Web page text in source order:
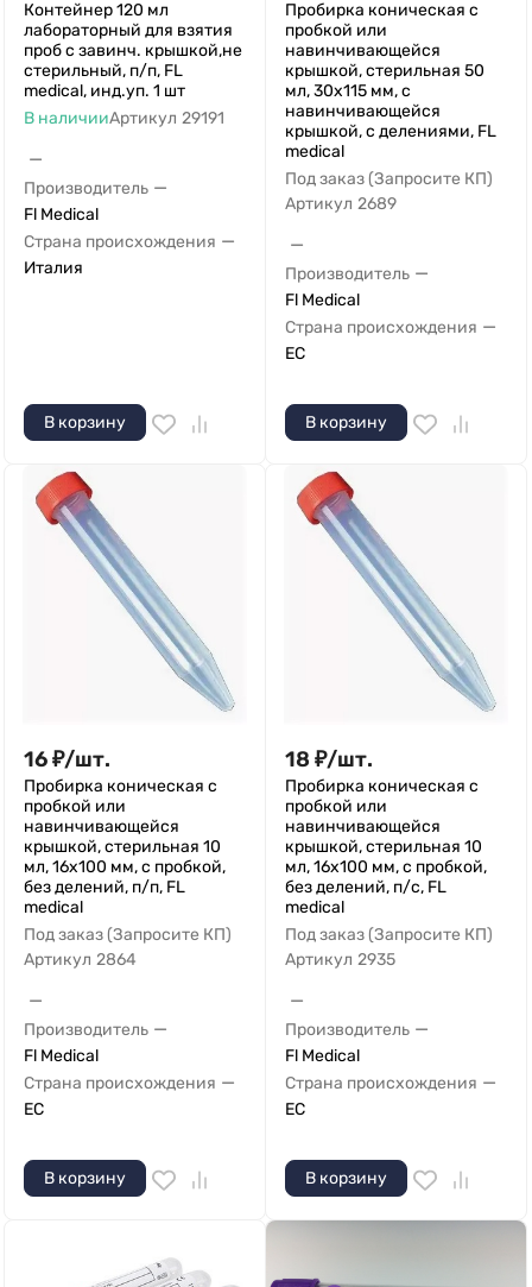
Контейнер 120 мл
лабораторный для взятия
проб с завинч. крышкой,не
стерильный, п/п, FL
medical, инд.уп. 1 шт
В наличииАртикул 29191
—
Производитель —
Fl Medical
Страна происхождения —
Италия
В корзину
Пробирка коническая с
пробкой или
навинчивающейся
крышкой, стерильная 50
мл, 30х115 мм, с
навинчивающейся
крышкой, с делениями, FL
medical
Под заказ (Запросите КП)
Артикул 2689
—
Производитель —
Fl Medical
Страна происхождения —
ЕС
В корзину
16₽/шт.
Пробирка коническая с
пробкой или
навинчивающейся
крышкой, стерильная 10
мл, 16x100 мм, с пробкой,
без делений, п/п, FL
medical
Под заказ (Запросите КП)
Артикул 2864
—
Производитель —
Fl Medical
Страна происхождения —
ЕС
В корзину
18 ₽/шт.
Пробирка коническая с
пробкой или
навинчивающейся
крышкой, стерильная 10
мл, 16x100 мм, с пробкой,
без делений, п/с, FL
medical
Под заказ (Запросите КП)
Артикул 2935
—
Производитель —
Fl Medical
Страна происхождения —
ЕС
В корзину